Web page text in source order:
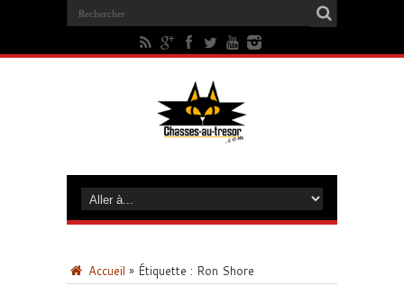
Accueil » Étiquette : Ron Shore